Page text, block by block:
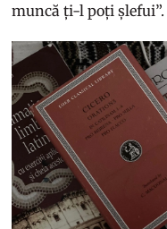
muncă ți-l poți șlefui”.